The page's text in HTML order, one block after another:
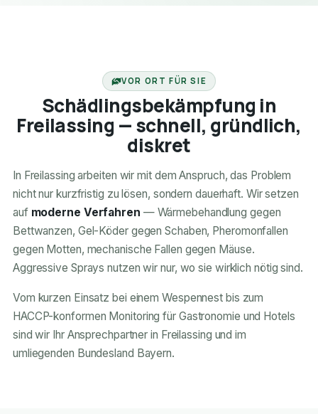
VOR ORT FÜR SIE
Schädlingsbekämpfung in
Freilassing — schnell, gründlich,
diskret
In Freilassing arbeiten wir mit dem Anspruch, das Problem
nicht nur kurzfristig zu lösen, sondern dauerhaft. Wir setzen
auf moderne Verfahren — Wärmebehandlung gegen
Bettwanzen, Gel-Köder gegen Schaben, Pheromonfallen
gegen Motten, mechanische Fallen gegen Mäuse.
Aggressive Sprays nutzen wir nur, wo sie wirklich nötig sind.
Vom kurzen Einsatz bei einem Wespennest bis zum
HACCP-konformen Monitoring für Gastronomie und Hotels
sind wir Ihr Ansprechpartner in Freilassing und im
umliegenden Bundesland Bayern.